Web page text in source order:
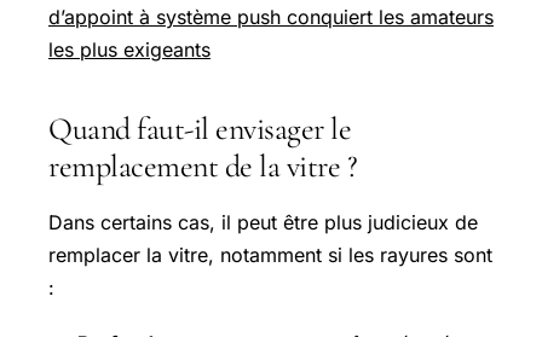
d’appoint à système push conquiert les amateurs
les plus exigeants
Quand faut-il envisager le
remplacement de la vitre ?
Dans certains cas, il peut être plus judicieux de
remplacer la vitre, notamment si les rayures sont
: